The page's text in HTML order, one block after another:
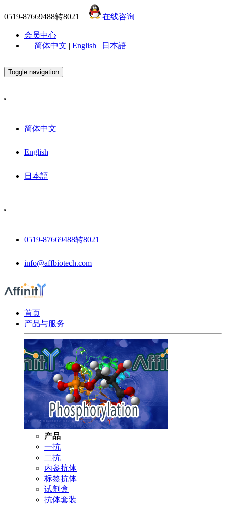
0519-87669488转8021 在线咨询
会员中心
简体中文 | English | 日本語
Toggle navigation
简体中文
English
日本語
0519-87669488转8021
info@affbiotech.com
首页
产品与服务
产品
一抗
二抗
内参抗体
标签抗体
试剂盒
抗体套装